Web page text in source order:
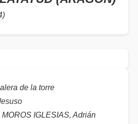
de la torre
MOROS IGLESIAS, Adrián